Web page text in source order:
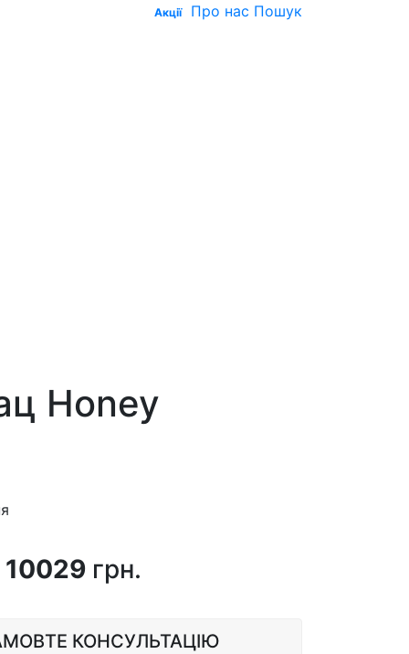
Акції Про нас Пошук
Honey
10029 грн.
КОНСУЛЬТАЦІЮ